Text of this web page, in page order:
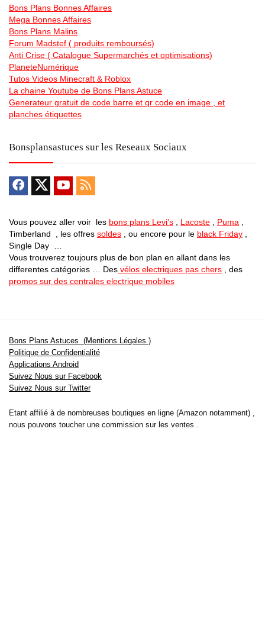
Bons Plans Bonnes Affaires
Mega Bonnes Affaires
Bons Plans Malins
Forum Madstef ( produits remboursés)
Anti Crise ( Catalogue Supermarchés et optimisations)
PlaneteNumérique
Tutos Videos Minecraft & Roblox
La chaine Youtube de Bons Plans Astuce
Generateur gratuit de code barre et qr code en image , et
planches étiquettes
Bonsplansastuces sur les Reseaux Sociaux
Vous pouvez aller voir les bons plans Levi’s Lacoste Puma
Timberland , les offres soldes , ou encore pour le black Friday
Single Day …
Vous trouverez toujours plus de bon plan en allant dans les
differentes catégories … Des vélos electriques pas chers , des
promos sur des centrales electrique mobiles
Bons Plans Astuces (Mentions Légales )
Politique de Confidentialité
Applications Android
Suivez Nous sur Facebook
Suivez Nous sur Twitter
Etant affilié à de nombreuses boutiques en ligne (Amazon notamment) ,
nous pouvons toucher une commission sur les ventes .